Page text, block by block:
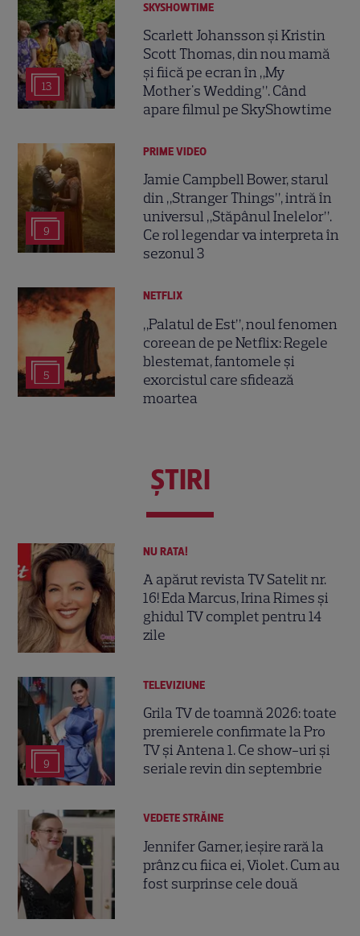
13
SKYSHOWTIME
Scarlett Johansson și Kristin
Scott Thomas, din nou mamă
și fiică pe ecran în „My
Mother's Wedding”. Când
apare filmul pe SkyShowtime
9
PRIME VIDEO
Jamie Campbell Bower, starul
din „Stranger Things”, intră în
universul „Stăpânul Inelelor”.
Ce rol legendar va interpreta în
sezonul 3
5
NETFLIX
„Palatul de Est”, noul fenomen
coreean de pe Netflix: Regele
blestemat, fantomele și
exorcistul care sfidează
moartea
ŞTIRI
NU RATA!
A apărut revista TV Satelit nr.
16! Eda Marcus, Irina Rimes și
ghidul TV complet pentru 14
zile
9
TELEVIZIUNE
Grila TV de toamnă 2026: toate
premierele confirmate la Pro
TV și Antena 1. Ce show-uri și
seriale revin din septembrie
VEDETE STRĂINE
Jennifer Garner, ieșire rară la
prânz cu fiica ei, Violet. Cum au
fost surprinse cele două